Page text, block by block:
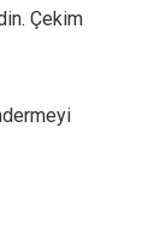
Çekim